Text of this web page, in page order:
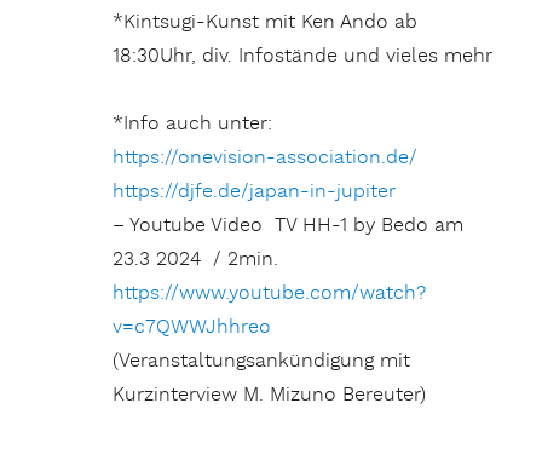
*Kintsugi-Kunst mit Ken Ando ab
18:30Uhr, div. Infostände und vieles mehr
*Info auch unter:
https://onevision-association.de/
https://djfe.de/japan-in-jupiter
– Youtube Video TV HH-1 by Bedo am
23.3 2024 / 2min.
https://www.youtube.com/watch?
v=c7QWWJhhreo
(Veranstaltungsankündigung mit
Kurzinterview M. Mizuno Bereuter)